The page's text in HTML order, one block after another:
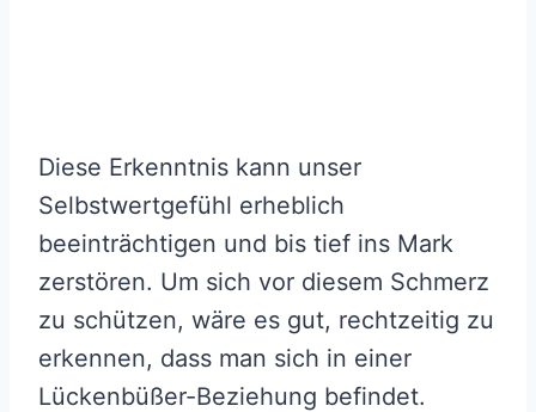
Diese Erkenntnis kann unser
Selbstwertgefühl erheblich
beeinträchtigen und bis tief ins Mark
zerstören. Um sich vor diesem Schmerz
zu schützen, wäre es gut, rechtzeitig zu
erkennen, dass man sich in einer
Lückenbüßer-Beziehung befindet.